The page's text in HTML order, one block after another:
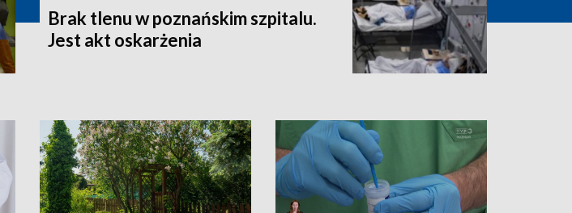
Brak tlenu w poznańskim szpitalu.
Jest akt oskarżenia